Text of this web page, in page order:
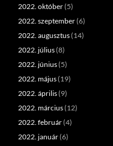
2022. október(5)
2022. szeptember(6)
2022. augusztus(14)
2022. július(8)
2022. június(5)
2022. május(19)
2022. április(9)
2022. március(12)
2022. február(4)
2022. január(6)